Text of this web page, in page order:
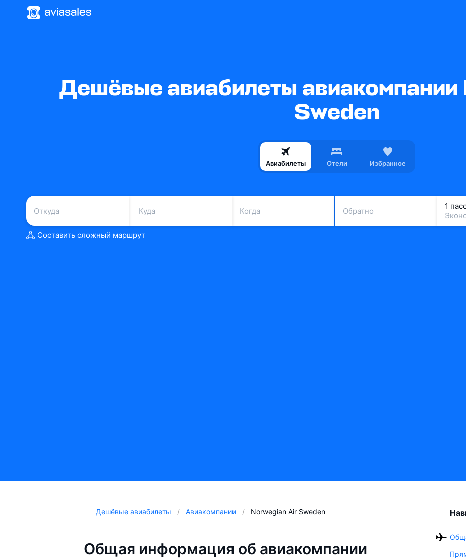
Дешёвые авиабилеты
Sweden
Авиабилеты Отели Избранное
Когда Обратно
1
Составить сложный маршрут
Дешёвые авиабилеты Авиакомпании Norwegian Air Sweden
Общая информация об авиакомпании